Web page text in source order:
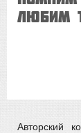
любим
Авторский